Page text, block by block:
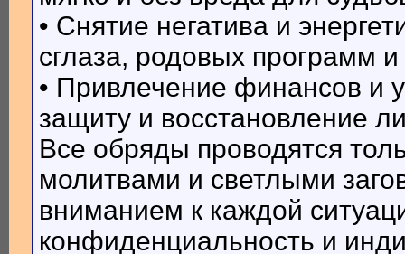
• Снятие негатива и
сглаза, родовых программ и
• Привлечение финансов и
защиту и восстановление
Все обряды проводятся
молитвами и светлыми
вниманием к каждой
конфиденциальность и